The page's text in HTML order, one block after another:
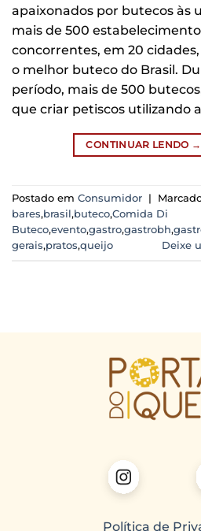
apaixonados por butecos às
mais de 500
concorrentes, em 20
o melhor buteco do Brasil.
período, mais de 500
que criar petiscos utilizando
CONTINUAR LENDO →
Postado em Consumidor |
bares,brasil,buteco,Comida Di
Buteco,evento,gastro,gastrobh,
gerais,pratos,queijo Deixe
Política de